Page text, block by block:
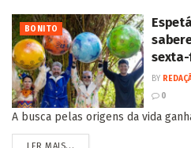
BONITO
BY
0
A busca pelas origens da vida
LER MAIS...